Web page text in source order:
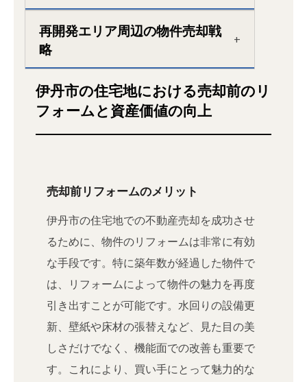
再開発エリア周辺の物件売却戦
略
伊丹市の住宅地における売却前のリ
フォームと資産価値の向上
売却前リフォームのメリット
伊丹市の住宅地での不動産売却を成功させ
るために、物件のリフォームは非常に有効
な手段です。特に築年数が経過した物件で
は、リフォームによって物件の魅力を再度
引き出すことが可能です。水回りの設備更
新、壁紙や床材の張替えなど、見た目の美
しさだけでなく、機能面での改善も重要で
す。これにより、買い手にとって魅力的な